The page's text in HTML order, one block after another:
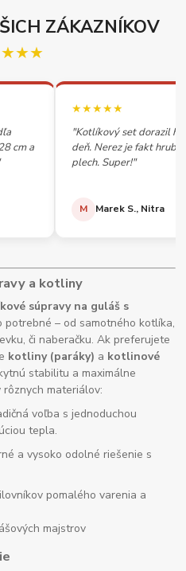
ZÁKAZNÍKOV
cm a
★★★★★
"Kotlíkový set dorazil
deň. Nerez je fakt
plech. Super!"
M Marek S., Nitra
a kotliny
súpravy na guláš s
potrebné – od samotného kotlíka,
či naberačku. Ak preferujete
kotliny (paráky) a kotlinové
stabilitu a maximálne
materiálov:
voľba s jednoduchou
tepla.
a vysoko odolné riešenie s
pomalého varenia a
majstrov